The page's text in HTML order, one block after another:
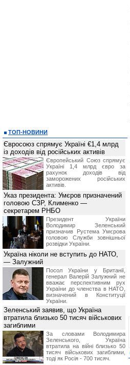
ТОП-НОВИНИ
Євросоюз спрямує Україні €1,4 млрд
із доходів від російських активів
Європейський Союз спрямує
Україні 1,4 млрд євро за
рахунок доходів від
заморожених російських
активів.
Указ президента: Умєров призначений
головою СЗР, Клименко —
секретарем РНБО
Президент України
Володимир Зеленський
призначив Pустема Умєрова
головою Служби зовнішньої
розвідки України.
Україна ніколи не вступить до НАТО,
— Залужний
Посол України у Британії,
генерал Валерій Залужний не
вважає перспективним рух
України до членства в НАТО,
визначений в Конституції
України.
Зеленський заявив, що Україна
втратила близько 50 тисяч військових
загиблими
За словами Володимира
Зеленського, Україна
втратила на війні близько 50
тисяч військових загиблими,
тоді як Росія - 700 тисяч.